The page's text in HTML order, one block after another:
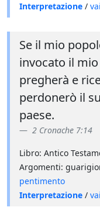
Interpretazione /
Se il mio
invocato il
pregherà e
perdonerò il
paese.
2 Cronache 7:14
Libro: Antico
Argomenti:
pentimento
Interpretazione /